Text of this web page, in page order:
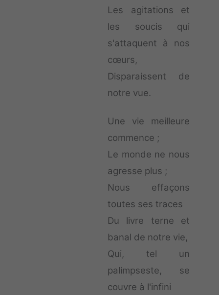
Les agitations et
les soucis qui
s'attaquent à nos
cœurs,
Disparaissent de
notre vue.
Une vie meilleure
commence ;
Le monde ne nous
agresse plus ;
Nous effaçons
toutes ses traces
Du livre terne et
banal de notre vie,
Qui, tel un
palimpseste, se
couvre à l'infini